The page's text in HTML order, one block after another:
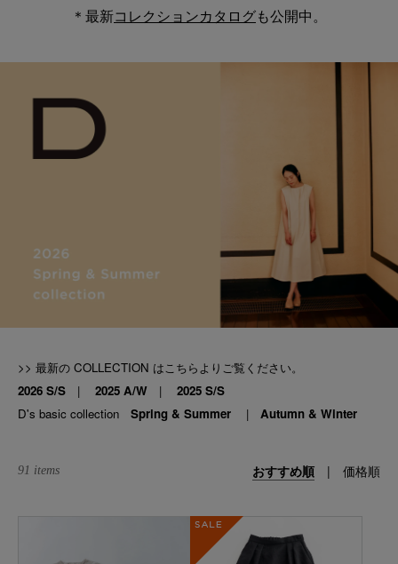
＊最新コレクションカタログも公開中。
>> 最新の COLLECTION はこちらよりご覧ください。
2026 S/S | 2025 A/W | 2025 S/S
D's basic collection Spring & Summer | Autumn & Winter
おすすめ順 | 価格順
91 items